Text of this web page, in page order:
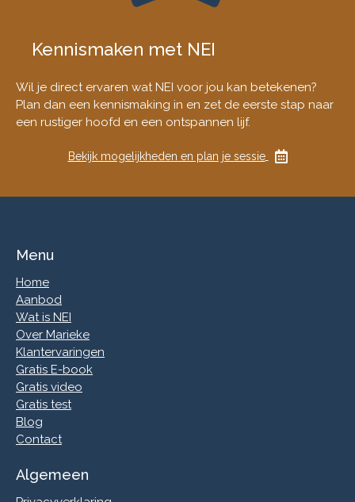
Kennismaken met NEI
Wil je direct ervaren wat NEI voor jou kan betekenen?
Plan dan een kennismaking in en zet de eerste stap naar
een rustiger hoofd en een ontspannen lijf.
Bekijk mogelijkheden en plan je sessie
Menu
Home
Aanbod
Wat is NEI
Over Marieke
Klantervaringen
Gratis E-book
Gratis video
Gratis test
Blog
Contact
Algemeen